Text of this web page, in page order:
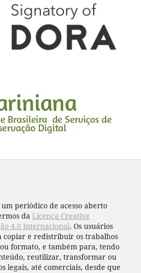
periódico de acesso aberto
da Licença Creative
4.0 Internacional. Os usuários
copiar e redistribuir os trabalhos
formato, e também para, tendo
reutilizar, transformar ou
legais, até comerciais, desde que